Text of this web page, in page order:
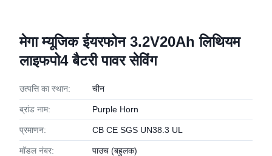
मेगा म्यूजिक ईयरफोन 3.2V20Ah लिथियम
लाइफपो4 बैटरी पावर सेविंग
उत्पत्ति का स्थान: चीन
ब्रांड नाम: Purple Horn
प्रमाणन: CB CE SGS UN38.3 UL
मॉडल नंबर: पाउच (बहुलक)